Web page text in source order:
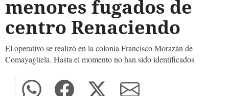
menores fugados de
centro Renaciendo
El operativo se realizó en la colonia Francisco Morazán de
Comayagüela. Hasta el momento no han sido identificados